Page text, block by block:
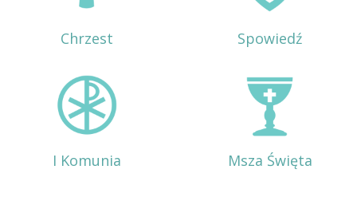
Chrzest Spowiedź
I Komunia Msza Święta